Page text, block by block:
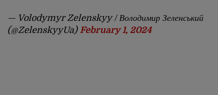
— Volodymyr Zelenskyy / Володимир Зеленський
(@ZelenskyyUa) February 1, 2024